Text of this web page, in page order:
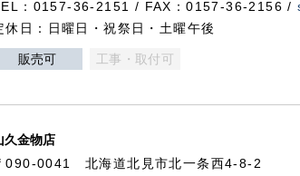
：0157-36-2151 / FAX：0157-36-2156 /
休日：日曜日・祝祭日・土曜午後
販売可 工事・取付可
久金物店
090-0041 北海道北見市北一条西4-8-2